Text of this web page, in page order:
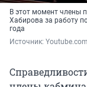
В этот момент члены
Хабирова за работу
года
Источник: Youtube.com